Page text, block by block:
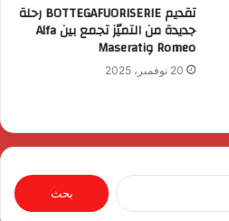
تقديم BOTTEGAFUORISERIE رحلة
جديدة من التميّز تجمع بين Alfa
Romeo وMaserati
20 نوفمبر، 2025
البحث
عن: